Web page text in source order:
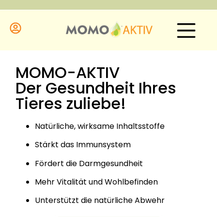
MOMO-AKTIV
Der Gesundheit Ihres
Tieres zuliebe!
Natürliche, wirksame Inhaltsstoffe
Stärkt das Immunsystem
Fördert die Darmgesundheit
Mehr Vitalität und Wohlbefinden
Unterstützt die natürliche Abwehr